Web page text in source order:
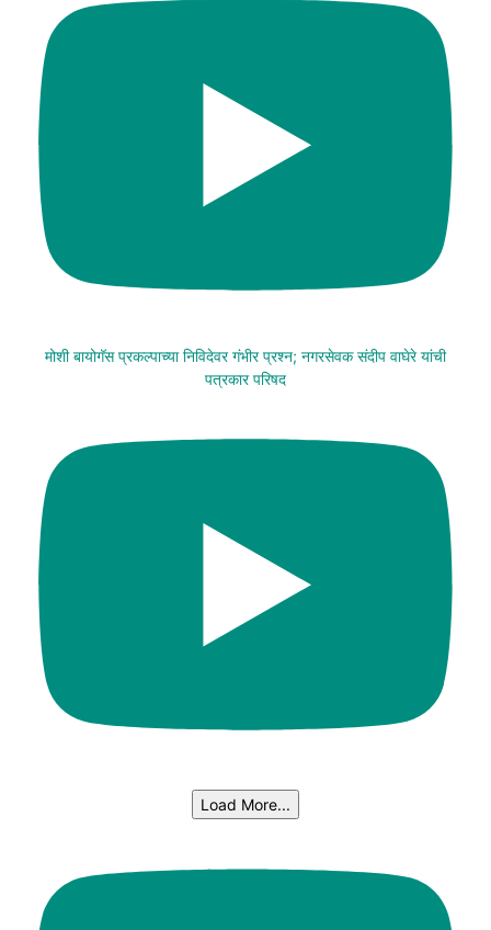
मोशी बायोगॅस प्रकल्पाच्या निविदेवर गंभीर प्रश्न; नगरसेवक संदीप वाघेरे यांची
पत्रकार परिषद
Load More...